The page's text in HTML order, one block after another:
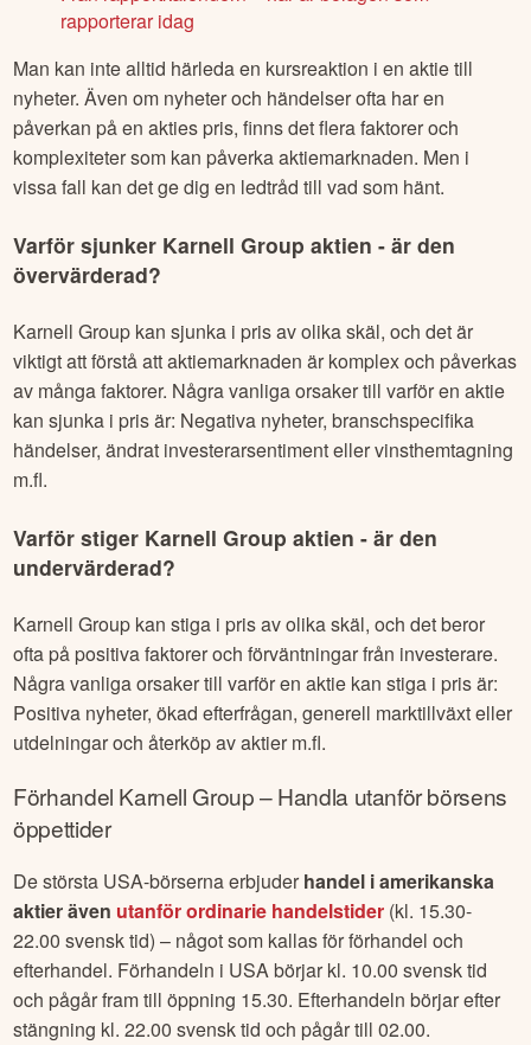
rapporterar idag
Man kan inte alltid härleda en kursreaktion i en aktie till
nyheter. Även om nyheter och händelser ofta har en
påverkan på en akties pris, finns det flera faktorer och
komplexiteter som kan påverka aktiemarknaden. Men i
vissa fall kan det ge dig en ledtråd till vad som hänt.
Varför sjunker Karnell Group aktien - är den
övervärderad?
Karnell Group kan sjunka i pris av olika skäl, och det är
viktigt att förstå att aktiemarknaden är komplex och påverkas
av många faktorer. Några vanliga orsaker till varför en aktie
kan sjunka i pris är: Negativa nyheter, branschspecifika
händelser, ändrat investerarsentiment eller vinsthemtagning
m.fl.
Varför stiger Karnell Group aktien - är den
undervärderad?
Karnell Group kan stiga i pris av olika skäl, och det beror
ofta på positiva faktorer och förväntningar från investerare.
Några vanliga orsaker till varför en aktie kan stiga i pris är:
Positiva nyheter, ökad efterfrågan, generell marktillväxt eller
utdelningar och återköp av aktier m.fl.
Förhandel Karnell Group– Handla utanför börsens
öppettider
De största USA-börserna erbjuder handel i amerikanska
aktier även utanför ordinarie handelstider (kl. 15.30-
22.00 svensk tid) – något som kallas för förhandel och
efterhandel. Förhandeln i USA börjar kl. 10.00 svensk tid
och pågår fram till öppning 15.30. Efterhandeln börjar efter
stängning kl. 22.00 svensk tid och pågår till 02.00.